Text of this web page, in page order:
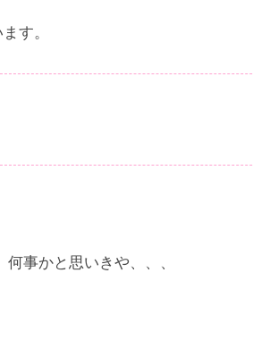
す。
事かと思いきや、、、